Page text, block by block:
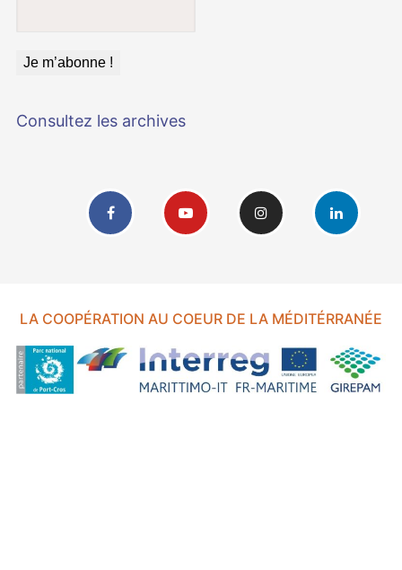
Consultez les archives
LA COOPÉRATION AU COEUR DE LA MÉDITÉRRANÉE